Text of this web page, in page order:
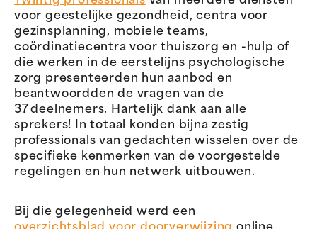
voor geestelijke gezondheid, centra voor
gezinsplanning, mobiele teams,
coördinatiecentra voor thuiszorg en -hulp of
die werken in de eerstelijns psychologische
zorg presenteerden hun aanbod en
beantwoordden de vragen van de
37 deelnemers. Hartelijk dank aan alle
sprekers! In totaal konden bijna zestig
professionals van gedachten wisselen over de
specifieke kenmerken van de voorgestelde
regelingen en hun netwerk uitbouwen.
Bij die gelegenheid werd een